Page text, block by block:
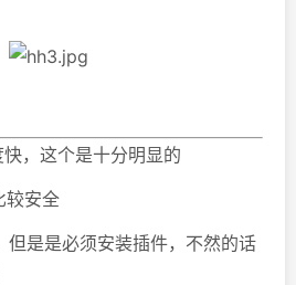
，这个是十分明显的
安全
是是必须安装插件，不然的话